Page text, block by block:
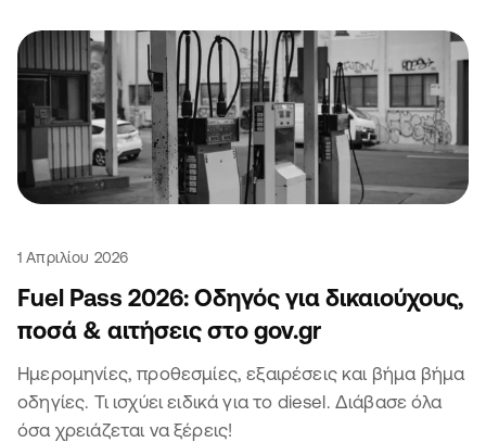
1 Απριλίου 2026
Fuel Pass 2026: Οδηγός για δικαιούχους,
ποσά & αιτήσεις στο gov.gr
Ημερομηνίες, προθεσμίες, εξαιρέσεις και βήμα βήμα
οδηγίες. Τι ισχύει ειδικά για το diesel. Διάβασε όλα
όσα χρειάζεται να ξέρεις!